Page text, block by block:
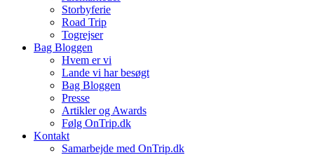
Storbyferie
Road Trip
Togrejser
Bag Bloggen
Hvem er vi
Lande vi har besøgt
Bag Bloggen
Presse
Artikler og Awards
Følg OnTrip.dk
Kontakt
Samarbejde med OnTrip.dk